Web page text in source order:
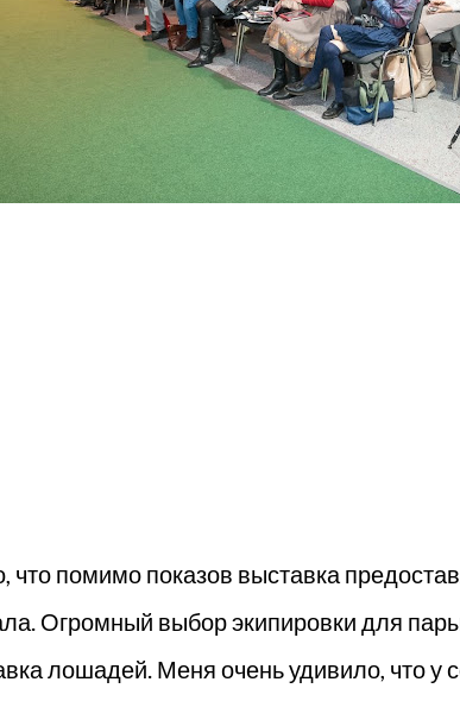
что помимо показов выставка
Огромный выбор экипировки для
лошадей. Меня очень удивило, что у